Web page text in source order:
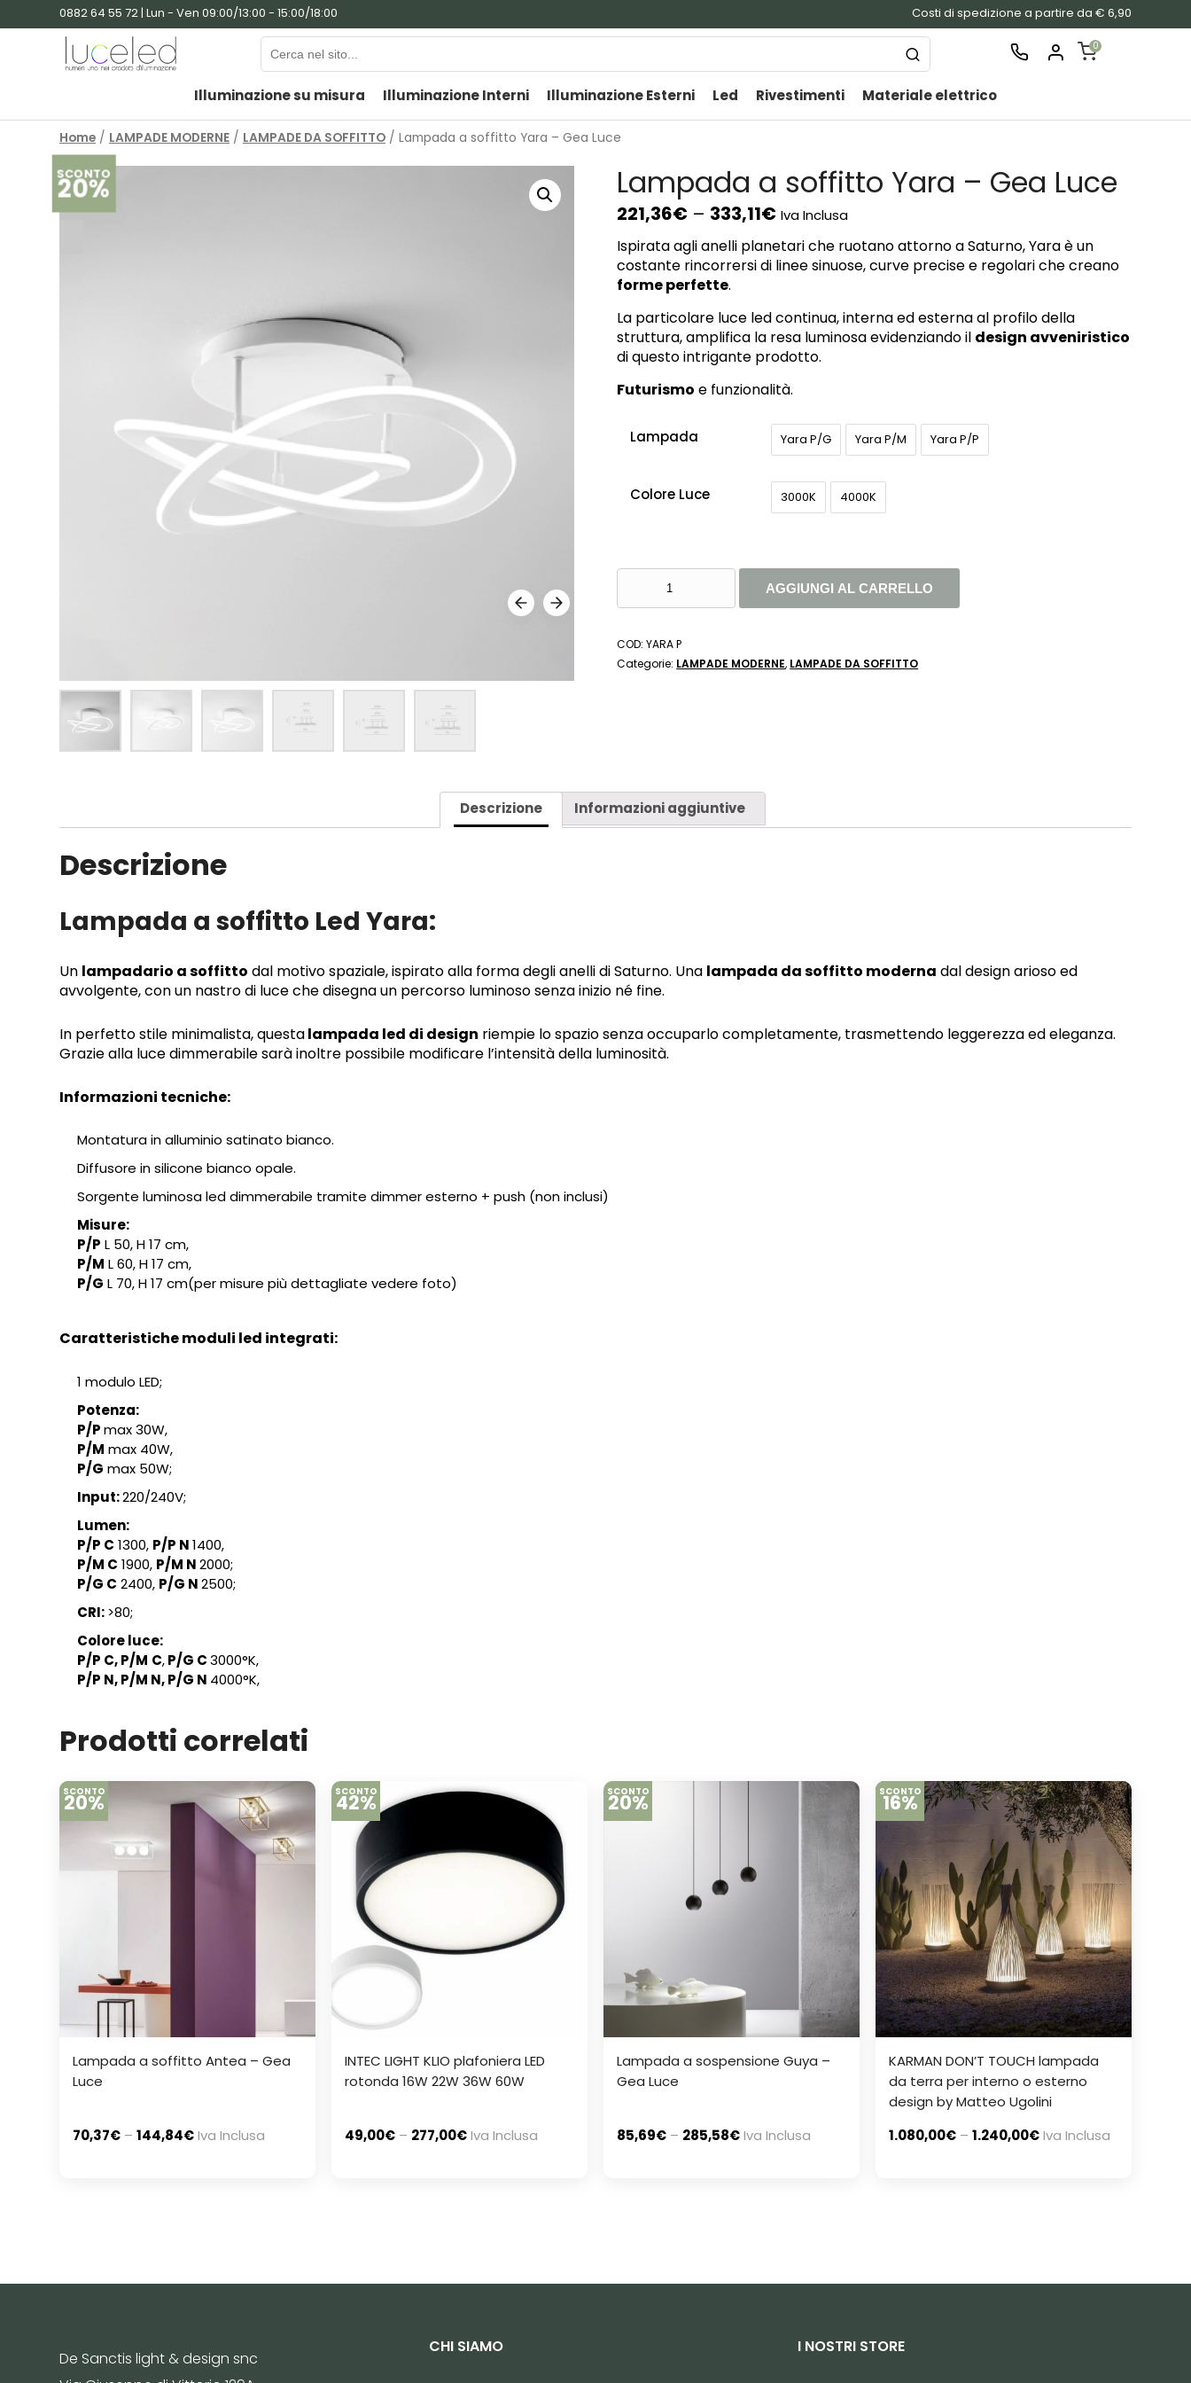
0882 64 55 72 | Lun - Ven 09:00/13:00 - 15:00/18:00 Costi di spedizione a partire da € 6,90
0
CART
Illuminazione su misura Illuminazione Interni Illuminazione Esterni Led Rivestimenti Materiale elettrico
Home / LAMPADE MODERNE / LAMPADE DA SOFFITTO / Lampada a soffitto Yara – Gea Luce
SCONTO
20% Lampada a soffitto Yara – Gea Luce
221,36€ – 333,11€ Iva Inclusa
Ispirata agli anelli planetari che ruotano attorno a Saturno, Yara è un
costante rincorrersi di linee sinuose, curve precise e regolari che creano
forme perfette.
La particolare luce led continua, interna ed esterna al profilo della
struttura, amplifica la resa luminosa evidenziando il design avveniristico
di questo intrigante prodotto.
Futurismo e funzionalità.
Lampada Yara P/G Yara P/M Yara P/P
Colore Luce 3000K 4000K
YARA
-
AGGIUNGI AL CARRELLO
COD:YARA P
Categorie: LAMPADE MODERNE, LAMPADE DA SOFFITTO
Descrizione Informazioni aggiuntive
Descrizione
Lampada a soffitto Led Yara:
Un lampadario a soffitto dal motivo spaziale, ispirato alla forma degli anelli di Saturno. Una lampada da soffitto moderna dal design arioso ed
avvolgente, con un nastro di luce che disegna un percorso luminoso senza inizio né fine.
In perfetto stile minimalista, questalampada led di design riempie lo spazio senza occuparlo completamente, trasmettendo leggerezza ed eleganza.
Grazie alla luce dimmerabile sarà inoltre possibile modificare l’intensità della luminosità.
Informazioni tecniche:
Montatura in alluminio satinato bianco.
Diffusore in silicone bianco opale.
Sorgente luminosa led dimmerabile tramite dimmer esterno + push (non inclusi)
Misure:
P/P L 50, H 17 cm,
P/M L 60, H 17 cm,
P/G L 70, H 17 cm(per misure più dettagliate vedere foto)
Caratteristiche moduli led integrati:
1 modulo LED;
Potenza:
P/Pmax 30W,
P/M max 40W,
P/G max 50W;
Input:220/240V;
Lumen:
P/P C 1300, P/P N1400,
P/M C 1900, P/M N2000;
P/G C 2400, P/G N2500;
CRI:>80;
Colore luce:
P/P C, P/M C,P/G C3000°K,
P/P N, P/M N, P/G N 4000°K,
Prodotti correlati
SCONTO
20%
Lampada a soffitto Antea – Gea
Luce
70,37€ – 144,84€Iva Inclusa
SCONTO
42%
INTEC LIGHT KLIO plafoniera LED
rotonda 16W 22W 36W 60W
49,00€ – 277,00€Iva Inclusa
SCONTO
20%
Lampada a sospensione Guya –
Gea Luce
85,69€ – 285,58€Iva Inclusa
SCONTO
16%
KARMAN DON’T TOUCH lampada
da terra per interno o esterno
design by Matteo Ugolini
1.080,00€ –1.240,00€Iva Inclusa
De Sanctis light & design snc
CHI SIAMO I NOSTRI STORE